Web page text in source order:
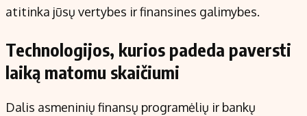
atitinka jūsų vertybes ir finansines galimybes.
Technologijos, kurios padeda paversti
laiką matomu skaičiumi
Dalis asmeninių finansų programėlių ir bankų